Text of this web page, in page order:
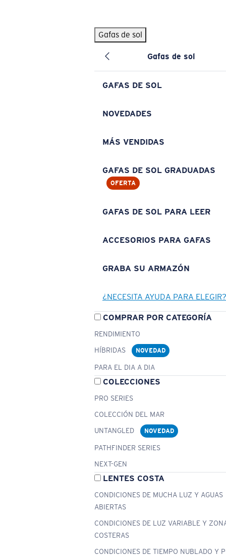
Gafas de sol
Gafas de sol
GAFAS DE SOL
NOVEDADES
MÁS VENDIDAS
GAFAS DE SOL GRADUADAS
OFERTA
GAFAS DE SOL PARA LEER
ACCESORIOS PARA GAFAS
GRABA SU ARMAZÓN
¿NECESITA AYUDA PARA ELEGIR?
COMPRAR POR CATEGORÍA
RENDIMIENTO
HÍBRIDAS
NOVEDAD
PARA EL DIA A DIA
COLECCIONES
PRO SERIES
COLECCIÓN DEL MAR
UNTANGLED
NOVEDAD
PATHFINDER SERIES
NEXT-GEN
LENTES COSTA
CONDICIONES DE MUCHA LUZ Y AGUAS
ABIERTAS
CONDICIONES DE LUZ VARIABLE Y
COSTERAS
CONDICIONES DE TIEMPO NUBLADO Y
BÚSQUEDAS POPULARES
Pilothouse PRO Limited Edition Pack Exclusivo
Gafas de sol personalizadas
Los más vendidos de gafas de sol